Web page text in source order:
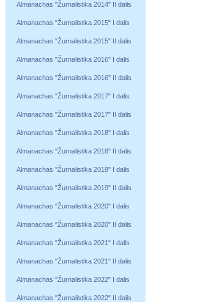
Almanachas "Žurnalistika 2014" II dalis
Almanachas "Žurnalistika 2015" I dalis
Almanachas "Žurnalistika 2015" II dalis
Almanachas "Žurnalistika 2016" I dalis
Almanachas "Žurnalistika 2016" II dalis
Almanachas "Žurnalistika 2017" I dalis
Almanachas "Žurnalistika 2017" II dalis
Almanachas "Žurnalistika 2018" I dalis
Almanachas "Žurnalistika 2018" II dalis
Almanachas "Žurnalistika 2019" I dalis
Almanachas "Žurnalistika 2019" II dalis
Almanachas "Žurnalistika 2020" I dalis
Almanachas "Žurnalistika 2020" II dalis
Almanachas "Žurnalistika 2021" I dalis
Almanachas "Žurnalistika 2021" II dalis
Almanachas "Žurnalistika 2022" I dalis
Almanachas "Žurnalistika 2022" II dalis